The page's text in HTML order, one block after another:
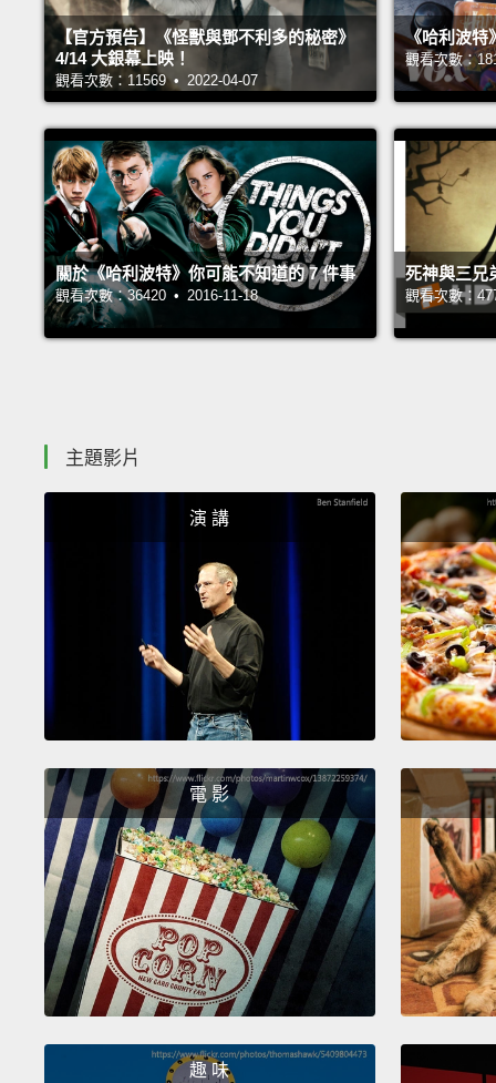
【官方預告】《怪獸與鄧不利多的秘密》
4/14 大銀幕上映！
觀看次數：11569 • 2022-04-07
《哈利波特
觀看次數：
關於《哈利波特》你可能不知道的 7 件事
觀看次數：36420 • 2016-11-18
死神與三兄
觀看次數：
主題影片
演 講
電 影
趣 味